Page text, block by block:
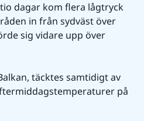
dagar kom flera lågtryck
in från sydväst över
sig vidare upp över
täcktes samtidigt av
på